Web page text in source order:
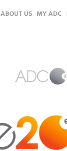
ABOUT US MY ADC